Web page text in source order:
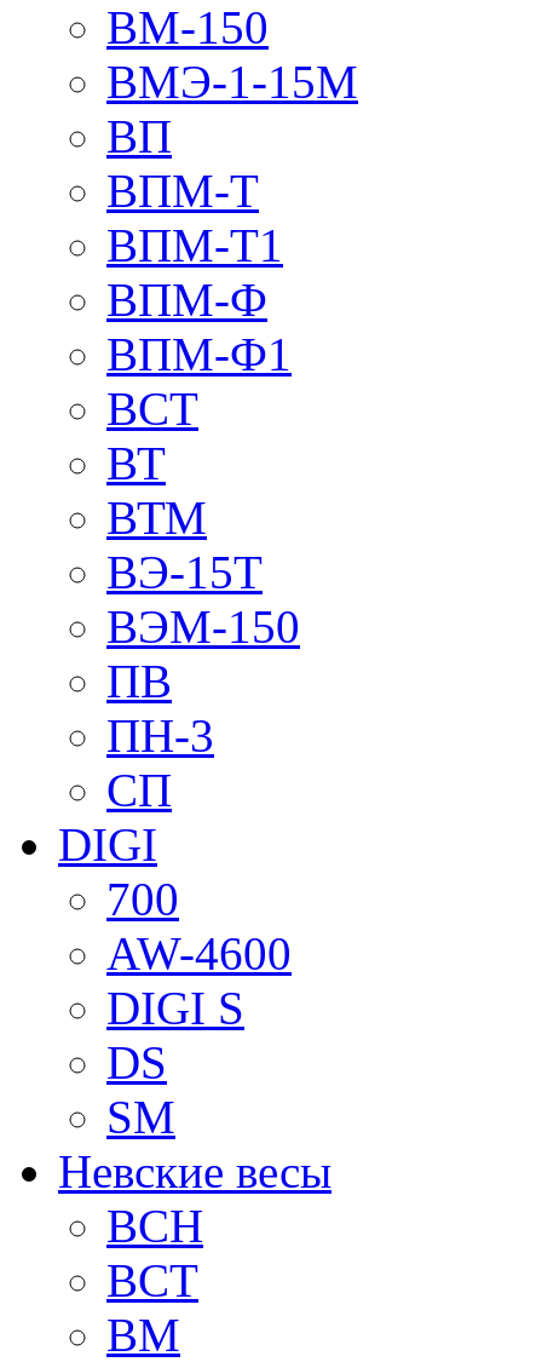
ВМ-150
ВМЭ-1-15М
ВП
ВПМ-Т
ВПМ-Т1
ВПМ-Ф
ВПМ-Ф1
ВСТ
ВТ
ВТМ
ВЭ-15Т
ВЭМ-150
ПВ
ПН-3
СП
DIGI
700
AW-4600
DIGI S
DS
SM
Невские весы
BCH
BCT
BM